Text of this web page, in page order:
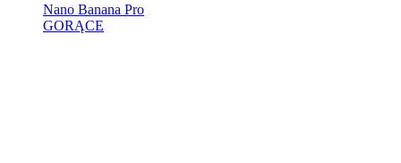
Nano Banana Pro
GORĄCE